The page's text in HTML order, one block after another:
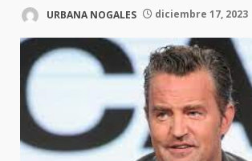
URBANA NOGALES diciembre 17, 2023